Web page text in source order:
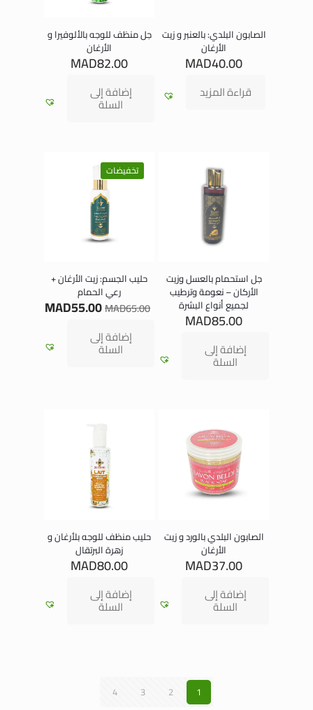
الصابون البلدي: بالعنبر و زيت
الأرغان
MAD40.00
قراءة المزيد
جل منظف للوجه بالألوفيرا و
الأرغان
MAD82.00
إضافة إلى
السلة
جل استحمام بالعسل وزيت
الأركان – نعومة وترطيب
لجميع أنواع البشرة
MAD85.00
إضافة إلى
السلة
تخفيضات
حليب الجسم: زيت الأرغان +
رعي الحمام
MAD65.00
MAD55.00
إضافة إلى
السلة
الصابون البلدي بالورد و زيت
الأرغان
MAD37.00
إضافة إلى
السلة
حليب منظف للوجه بلأرغان و
زهرة البرتقال
MAD80.00
إضافة إلى
السلة
1
2
3
4